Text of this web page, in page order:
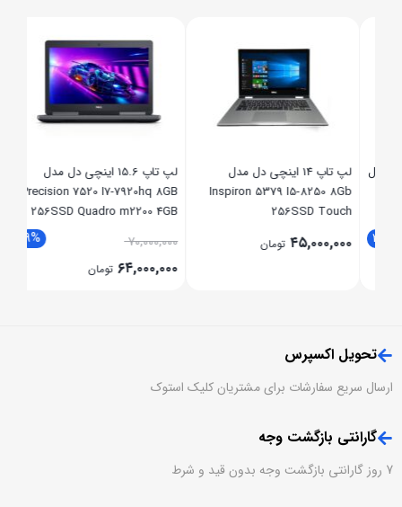
لپ تاپ 14 اینچی دل مدل
Inspiron 5379 I5-8250 8Gb
256SSD Touch
۴۵,۰۰۰,۰۰۰ تومان
لپ تاپ 15.6 اینچی دل مدل
Precision 7520 I7-7920hq 8GB
256SSD Quadro m2200 4GB
9% ۷۰,۰۰۰,۰۰۰
۶۴,۰۰۰,۰۰۰ تومان
تحویل اکسپرس
ارسال سریع سفارشات برای مشتریان کلیک استوک
گارانتی بازگشت وجه
7 روز گارانتی بازگشت وجه بدون قید و شرط